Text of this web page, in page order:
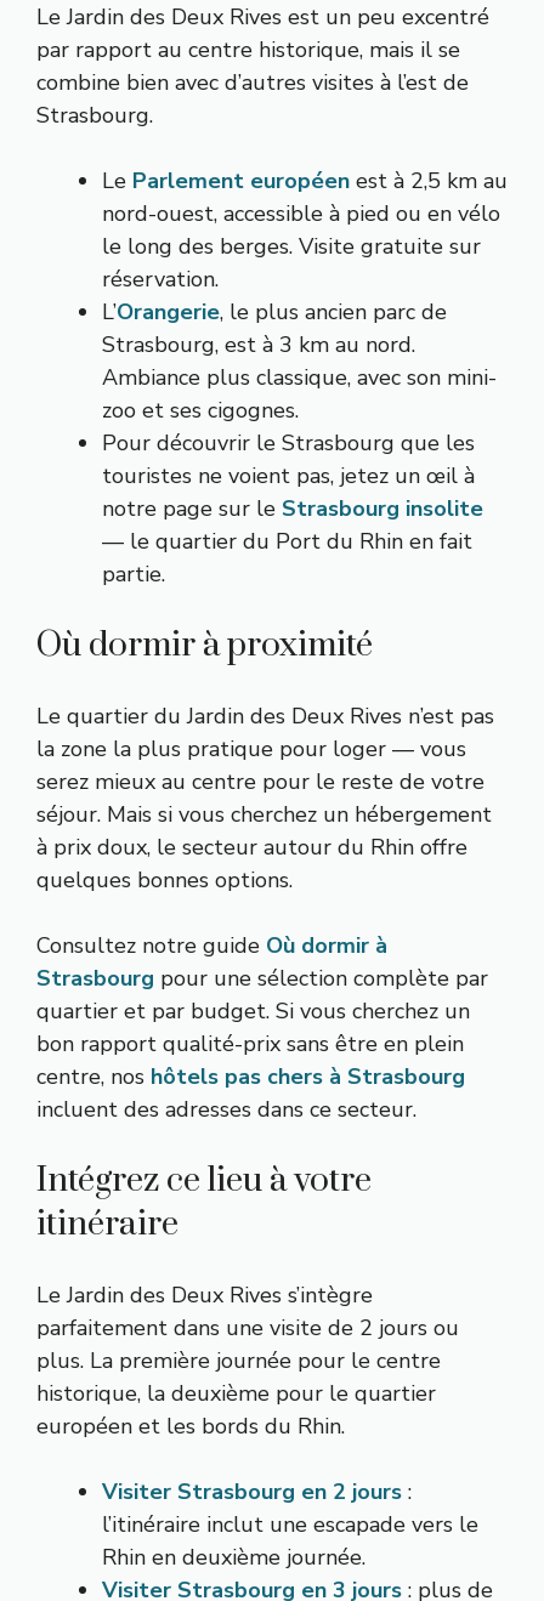
Le Jardin des Deux Rives est un peu excentré
par rapport au centre historique, mais il se
combine bien avec d’autres visites à l’est de
Strasbourg.
Le Parlement européen est à 2,5 km au
nord-ouest, accessible à pied ou en vélo
le long des berges. Visite gratuite sur
réservation.
L’Orangerie, le plus ancien parc de
Strasbourg, est à 3 km au nord.
Ambiance plus classique, avec son mini-
zoo et ses cigognes.
Pour découvrir le Strasbourg que les
touristes ne voient pas, jetez un œil à
notre page sur le Strasbourg insolite
— le quartier du Port du Rhin en fait
partie.
Où dormir à proximité
Le quartier du Jardin des Deux Rives n’est pas
la zone la plus pratique pour loger — vous
serez mieux au centre pour le reste de votre
séjour. Mais si vous cherchez un hébergement
à prix doux, le secteur autour du Rhin offre
quelques bonnes options.
Consultez notre guide Où dormir à
Strasbourg pour une sélection complète par
quartier et par budget. Si vous cherchez un
bon rapport qualité-prix sans être en plein
centre, nos hôtels pas chers à Strasbourg
incluent des adresses dans ce secteur.
Intégrez ce lieu à votre
itinéraire
Le Jardin des Deux Rives s’intègre
parfaitement dans une visite de 2 jours ou
plus. La première journée pour le centre
historique, la deuxième pour le quartier
européen et les bords du Rhin.
Visiter Strasbourg en 2 jours :
l’itinéraire inclut une escapade vers le
Rhin en deuxième journée.
Visiter Strasbourg en 3 jours : plus de